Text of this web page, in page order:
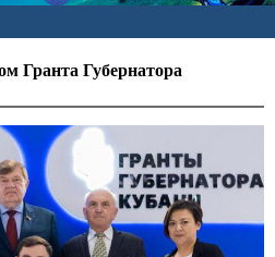
Гранта Губернатора